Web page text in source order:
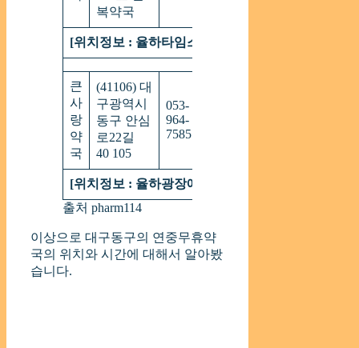
복약국
[위치정보 : 율하타임스퀘어 5층]
큰
사
랑
약
국
(41106) 대
구광역시
동구 안심
로22길
40 105
053-
964-
7585
[위치정보 : 율하광장에위치]
출처 pharm114
이상으로 대구동구의 연중무휴약
국의 위치와 시간에 대해서 알아봤
습니다.